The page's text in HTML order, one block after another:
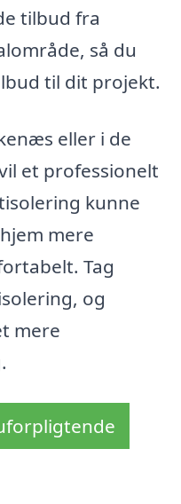
tilbud fra
så du
til dit projekt.
eller i de
et professionelt
kunne
mere
Tag
og
mere